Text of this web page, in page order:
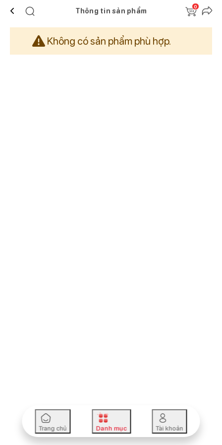
Thông tin sản phẩm
0
Không có sản phẩm phù hợp.
Trang chủ Danh mục Tài khoản